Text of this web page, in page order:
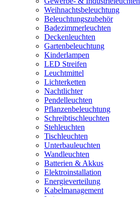
Weihnachtsbeleuchtung
Beleuchtungszubehör
Badezimmerleuchten
Deckenleuchten
Gartenbeleuchtung
Kinderlampen
LED Streifen
Leuchtmittel
Lichterketten
Nachtlichter
Pendelleuchten
Pflanzenbeleuchtung
Schreibtischleuchten
Stehleuchten
Tischleuchten
Unterbauleuchten
Wandleuchten
Batterien & Akkus
Elektroinstallation
Energieverteilung
Kabelmanagement